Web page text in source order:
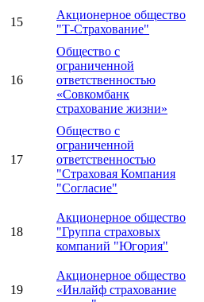
15
Акционерное общество
"Т-Страхование"
16
Общество с
ограниченной
ответственностью
«Совкомбанк
страхование жизни»
17
Общество с
ограниченной
ответственностью
"Страховая Компания
"Согласие"
18
Акционерное общество
"Группа страховых
компаний "Югория"
19
Акционерное общество
«Инлайф страхование